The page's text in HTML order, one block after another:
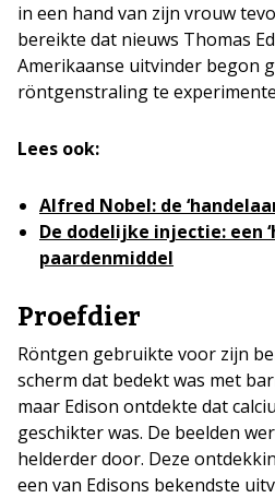
in een hand van zijn vrouw
bereikte dat nieuws Thomas
Amerikaanse uitvinder begon
röntgenstraling te
Lees ook:
Alfred Nobel: de
De dodelijke injectie: een
paardenmiddel
Proefdier
Röntgen gebruikte voor zijn
scherm dat bedekt was met
maar Edison ontdekte dat
geschikter was. De beelden
helderder door. Deze
een van Edisons bekendste